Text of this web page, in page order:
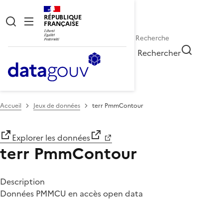
RÉPUBLIQUE
FRANÇAISE
Rechercher
Accueil Jeux de données terr PmmContour
Explorer les données
terr PmmContour
Description
Données PMMCU en accès open data